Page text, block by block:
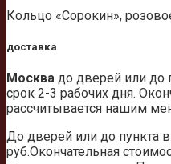
Кольцо «Сорокин»,
доставка
Москва до дверей или до
срок 2-3 рабочих дня.
рассчитывается нашим
До дверей или до пункта
руб.Окончательная